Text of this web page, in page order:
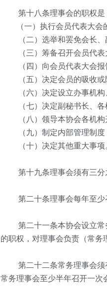
第十八条理事会的职权是
（一）执行会员代表大会
（二）选举和罢免会长、
（三）筹备召开会员代表
（四）向会员代表大会报
（五）决定会员的吸收或
（六）决定设立办事机构
（七）决定副秘书长、各
（八）领导本协会各机构
（九）制定内部管理制度
（十）决定其他重大事项。
第十九条理事会须有三分之
第二十条理事会每年至少召
第二十一条本协会设立常
的职权，对理事会负责（常务
第二十二条常务理事会须有
常务理事会至少半年召开一次